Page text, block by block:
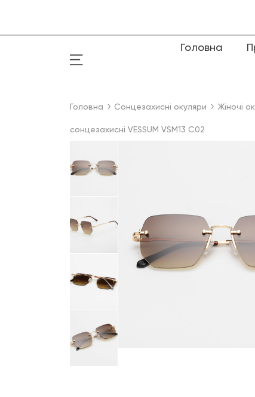
Головна
Головна Сонцезахисні окуляри Жіночі
сонцезахисні VESSUM VSM13 C02